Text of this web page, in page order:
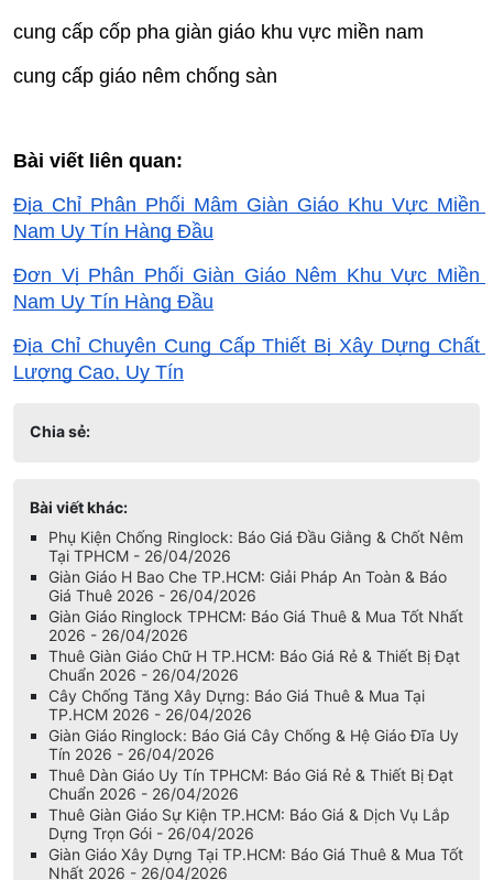
cung cấp cốp pha giàn giáo khu vực miền nam
cung cấp giáo nêm chống sàn
Bài viết liên quan:
Địa Chỉ Phân Phối Mâm Giàn Giáo Khu Vực Miền
Nam Uy Tín Hàng Đầu
Đơn Vị Phân Phối Giàn Giáo Nêm Khu Vực Miền
Nam Uy Tín Hàng Đầu
Địa Chỉ Chuyên Cung Cấp Thiết Bị Xây Dựng Chất
Lượng Cao, Uy Tín
Chia sẻ:
Bài viết khác:
Phụ Kiện Chống Ringlock: Báo Giá Đầu Giằng & Chốt Nêm
Tại TPHCM - 26/04/2026
Giàn Giáo H Bao Che TP.HCM: Giải Pháp An Toàn & Báo
Giá Thuê 2026 - 26/04/2026
Giàn Giáo Ringlock TPHCM: Báo Giá Thuê & Mua Tốt Nhất
2026 - 26/04/2026
Thuê Giàn Giáo Chữ H TP.HCM: Báo Giá Rẻ & Thiết Bị Đạt
Chuẩn 2026 - 26/04/2026
Cây Chống Tăng Xây Dựng: Báo Giá Thuê & Mua Tại
TP.HCM 2026 - 26/04/2026
Giàn Giáo Ringlock: Báo Giá Cây Chống & Hệ Giáo Đĩa Uy
Tín 2026 - 26/04/2026
Thuê Dàn Giáo Uy Tín TPHCM: Báo Giá Rẻ & Thiết Bị Đạt
Chuẩn 2026 - 26/04/2026
Thuê Giàn Giáo Sự Kiện TP.HCM: Báo Giá & Dịch Vụ Lắp
Dựng Trọn Gói - 26/04/2026